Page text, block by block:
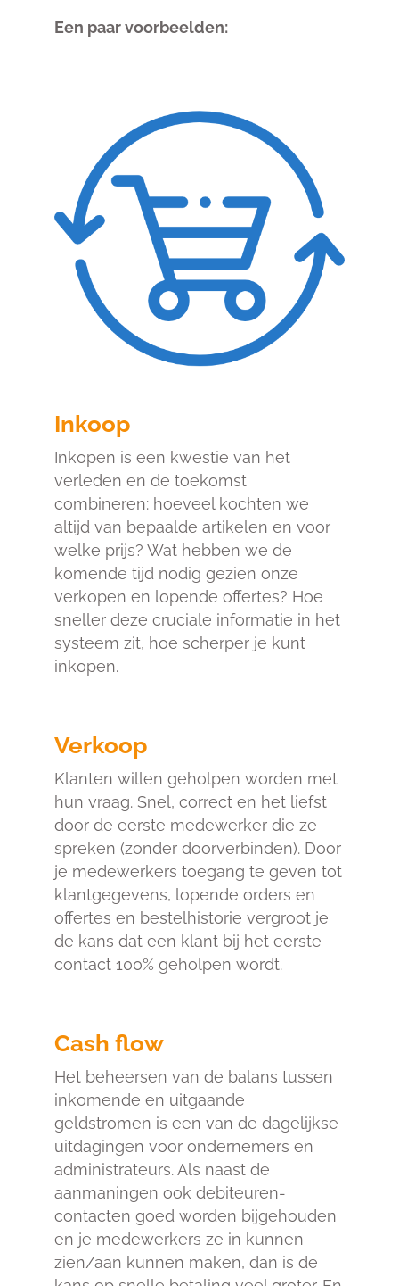
Een paar voorbeelden:
Inkoop
Inkopen is een kwestie van het
verleden en de toekomst
combineren: hoeveel kochten we
altijd van bepaalde artikelen en voor
welke prijs? Wat hebben we de
komende tijd nodig gezien onze
verkopen en lopende offertes? Hoe
sneller deze cruciale informatie in het
systeem zit, hoe scherper je kunt
inkopen.
Verkoop
Klanten willen geholpen worden met
hun vraag. Snel, correct en het liefst
door de eerste medewerker die ze
spreken (zonder doorverbinden). Door
je medewerkers toegang te geven tot
klantgegevens, lopende orders en
offertes en bestelhistorie vergroot je
de kans dat een klant bij het eerste
contact 100% geholpen wordt.
Cash flow
Het beheersen van de balans tussen
inkomende en uitgaande
geldstromen is een van de dagelijkse
uitdagingen voor ondernemers en
administrateurs. Als naast de
aanmaningen ook debiteuren-
contacten goed worden bijgehouden
en je medewerkers ze in kunnen
zien/aan kunnen maken, dan is de